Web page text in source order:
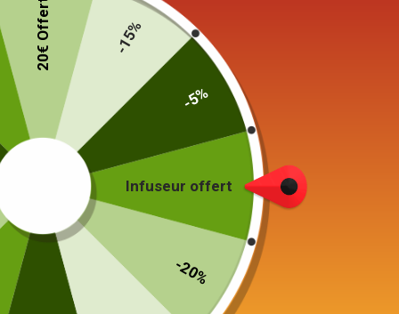
Pichet Chat
49,00 €
Color
Infuseur offert
-20%
20€ Offert -15%
-5%